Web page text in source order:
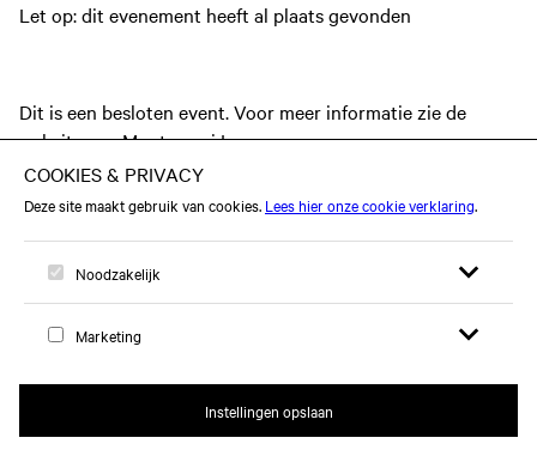
Logo, naar home
Let op: dit evenement heeft al plaats gevonden
Dit is een besloten event. Voor meer informatie zie de
websitevan Montessori Lyceum.